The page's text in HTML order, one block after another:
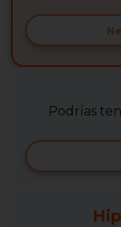
Podrías